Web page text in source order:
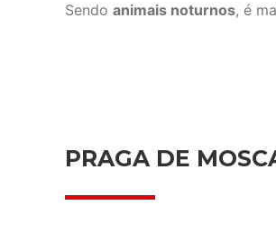
Sendo animais noturnos, é
PRAGA DE